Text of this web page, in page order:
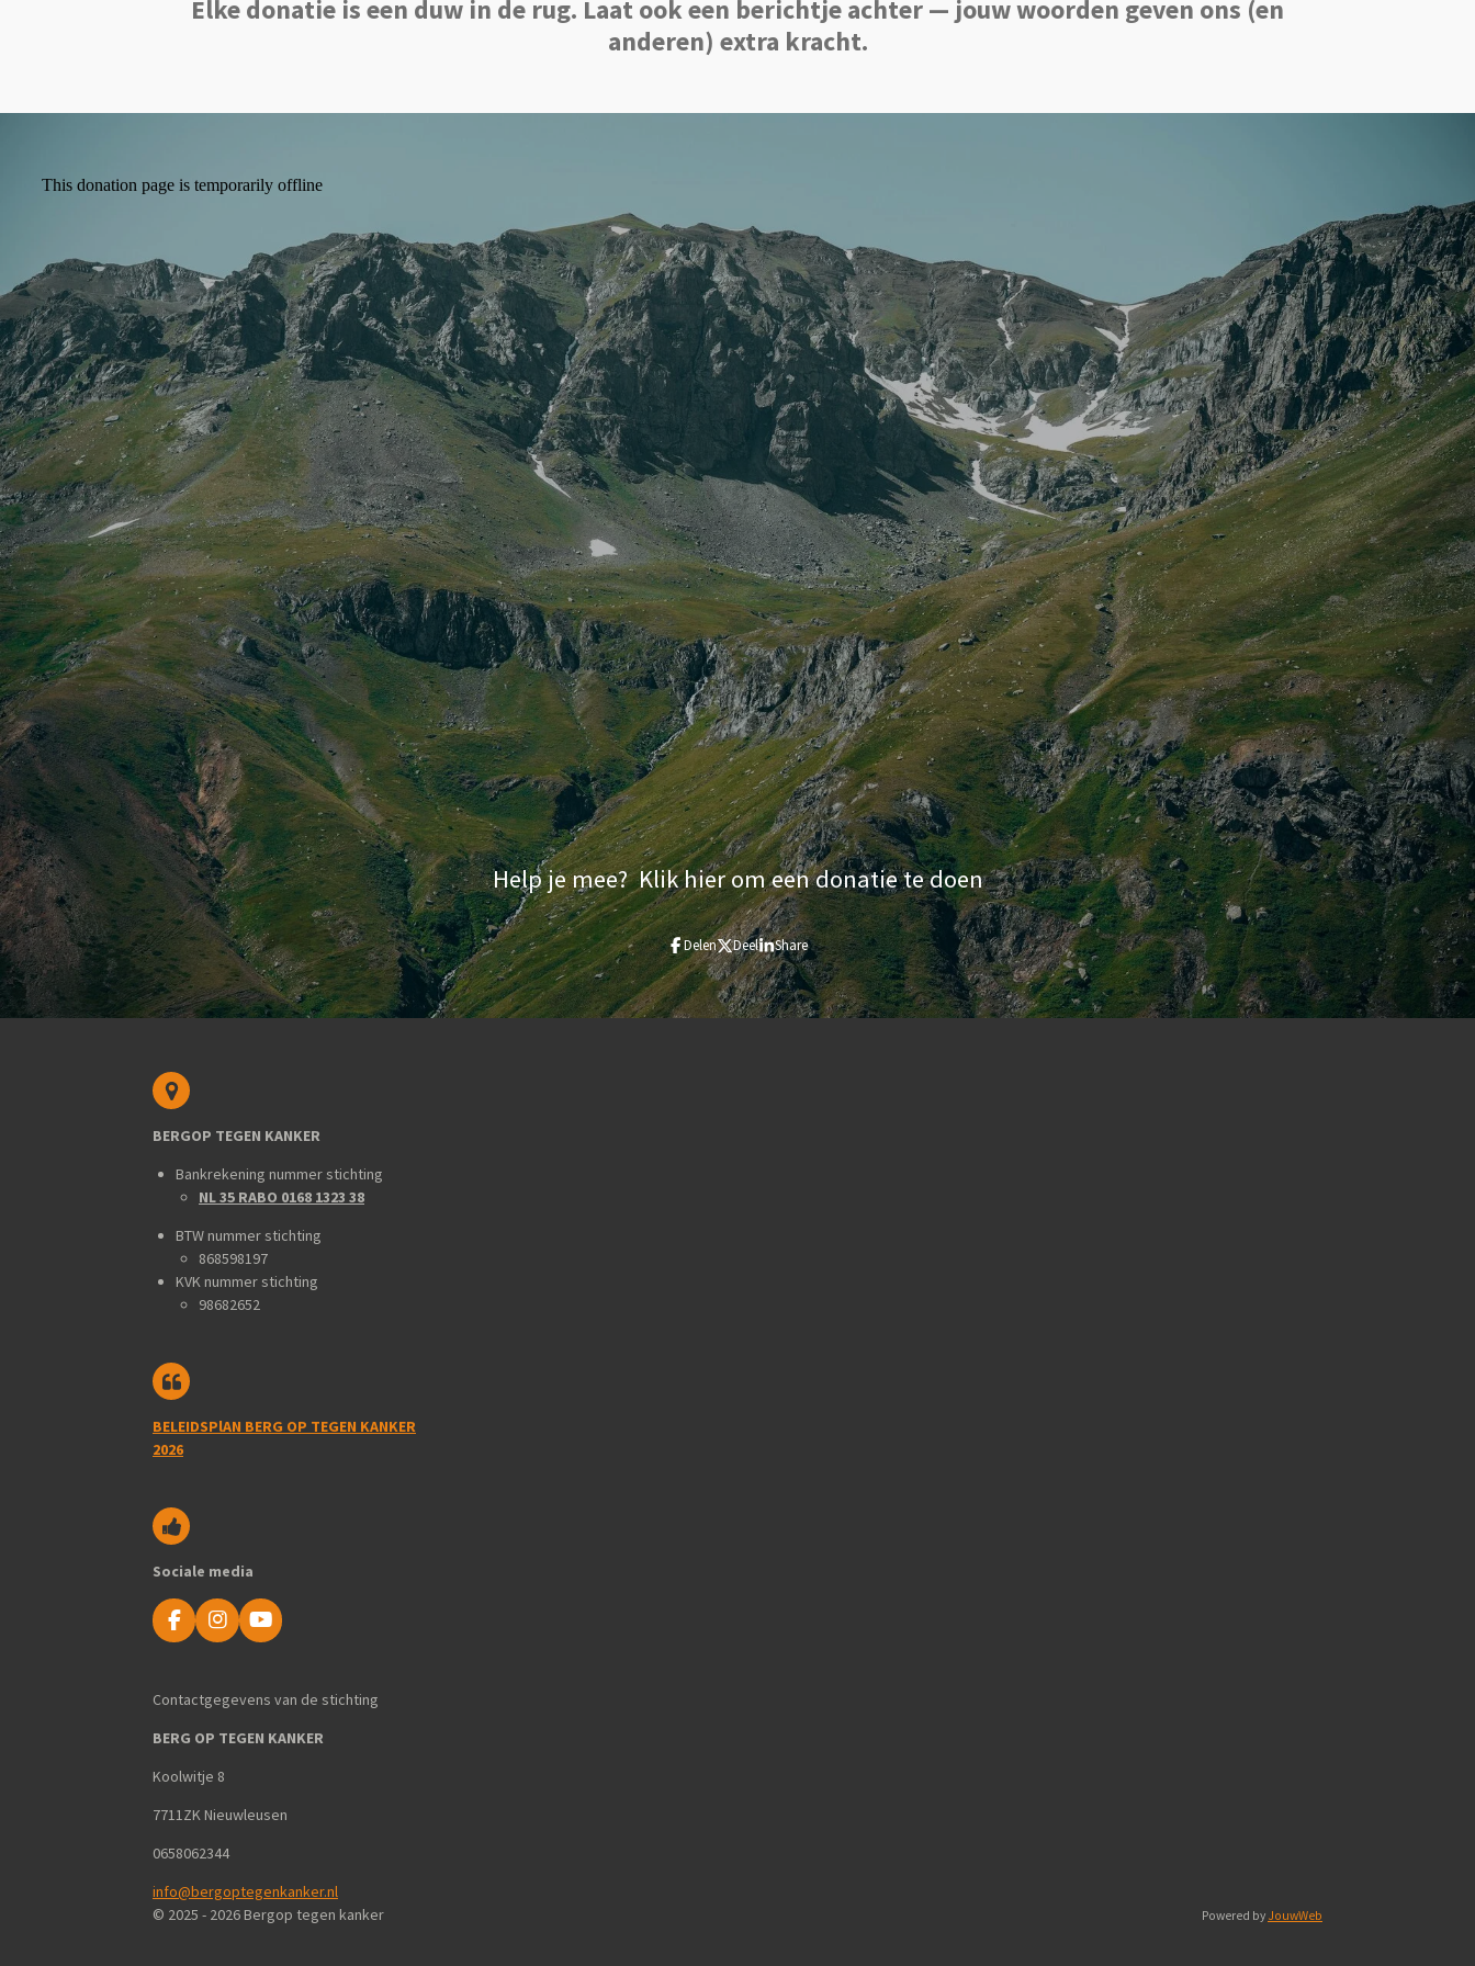
Elke donatie is een duw in de rug. Laat ook een berichtje achter — jouw woorden geven ons (en
anderen) extra kracht.
Help je mee? Klik hier om een donatie te doen
Delen Deel Share
BERGOP TEGEN KANKER
Bankrekening nummer stichting
NL 35 RABO 0168 1323 38
BTW nummer stichting
868598197
KVK nummer stichting
98682652
BELEIDSPlAN BERG OP TEGEN KANKER
2026
Sociale media
F
a
b
o
k
I
n
a
m
Y
o
u
e
Contactgegevens van de stichting
BERG OP TEGEN KANKER
Koolwitje 8
7711ZK Nieuwleusen
0658062344
info@bergoptegenkanker.nl
© 2025 - 2026 Bergop tegen kanker
Powered by JouwWeb